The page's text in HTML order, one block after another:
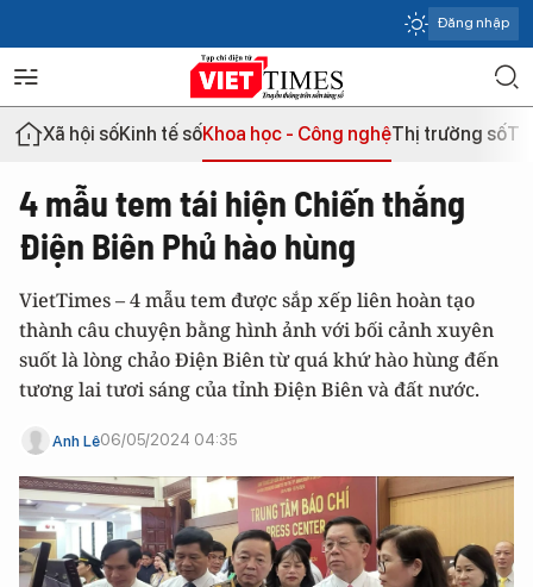
Đăng nhập
Xã hội sốKinh tế sốKhoa học - Công nghệThị trường số
4 mẫu tem tái hiện Chiến thắng
Điện Biên Phủ hào hùng
VietTimes – 4 mẫu tem được sắp xếp liên hoàn tạo
thành câu chuyện bằng hình ảnh với bối cảnh xuyên
suốt là lòng chảo Điện Biên từ quá khứ hào hùng đến
tương lai tươi sáng của tỉnh Điện Biên và đất nước.
Anh Lê06/05/2024 04:35